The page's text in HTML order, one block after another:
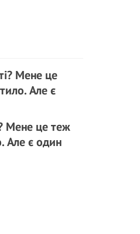
Мене це теж
Але є один